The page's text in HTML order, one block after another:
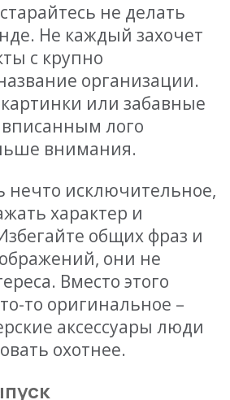
не делать
Не каждый захочет
с крупно
организации.
или забавные
лого
внимания.
нечто исключительное,
характер и
общих фраз и
они не
Вместо этого
то оригинальное –
аксессуары люди
охотнее.